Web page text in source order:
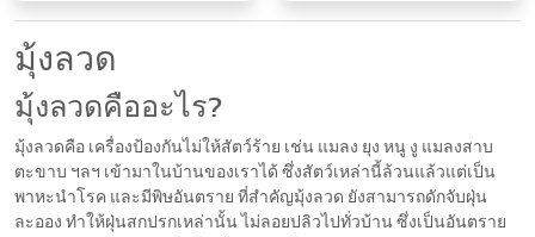
มุ้งลวด
มุ้งลวดคืออะไร?
มุ้งลวดคือ เครื่องป้องกันไม่ให้สัตว์ร้าย เช่น แมลง ยุง หนู งู แมลงสาบ
ตะขาบ ฯลฯ เข้ามาในบ้านของเราได้ ซึ่งสัตว์เหล่านี้ล้วนแล้วแต่เป็น
พาหะนำโรค และมีพิษอันตราย ที่สำคัญมุ้งลวด ยังสามารถดักจับฝุ่น
ละออง ทำให้ฝุ่นสกปรกเหล่านั้น ไม่ลอยปลิวไปทั่วบ้าน ซึ่งเป็นอันตราย